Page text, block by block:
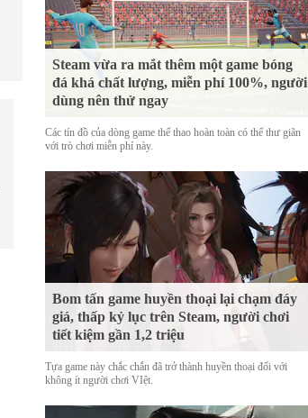
Steam vừa ra mắt thêm một game bóng
đá khá chất lượng, miễn phí 100%, người
dùng nên thử ngay
Các tín đồ của dòng game thể thao hoàn toàn có thể thư giãn
với trò chơi miễn phí này.
Bom tấn game huyền thoại lại chạm đáy
giá, thấp kỷ lục trên Steam, người chơi
tiết kiệm gần 1,2 triệu
Tựa game này chắc chắn đã trở thành huyền thoại đối với
không ít người chơi VIệt.